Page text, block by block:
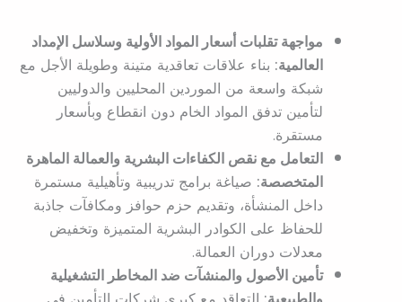
مواجهة تقلبات أسعار المواد الأولية وسلاسل الإمداد
العالمية: بناء علاقات تعاقدية متينة وطويلة الأجل مع
شبكة واسعة من الموردين المحليين والدوليين
لتأمين تدفق المواد الخام دون انقطاع وبأسعار
مستقرة.
التعامل مع نقص الكفاءات البشرية والعمالة الماهرة
المتخصصة: صياغة برامج تدريبية وتأهيلية مستمرة
داخل المنشأة، وتقديم حزم حوافز ومكافآت جاذبة
للحفاظ على الكوادر البشرية المتميزة وتخفيض
معدلات دوران العمالة.
تأمين الأصول والمنشآت ضد المخاطر التشغيلية